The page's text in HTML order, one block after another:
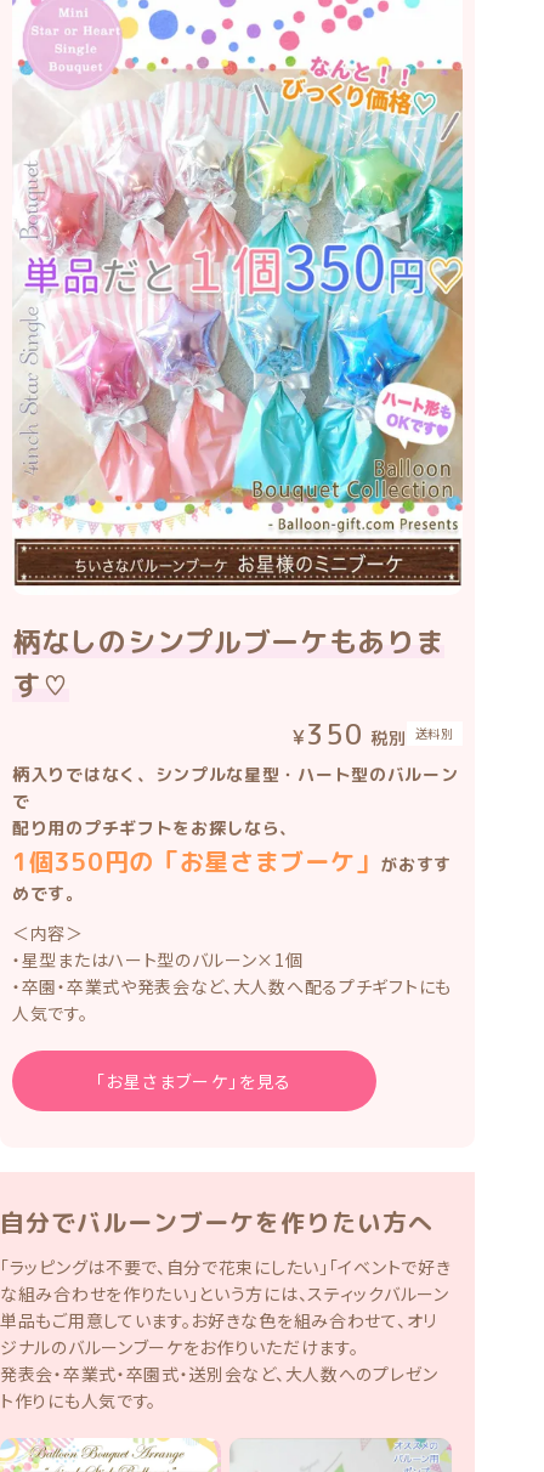
柄なしのシンプルブーケもありま
す♡
350 税別 送料別
柄入りではなく、シンプルな星型・ハート型のバルーン
で
配り用のプチギフトをお探しなら、
1個350円の「お星さまブーケ」 がおすす
めです。
＜内容＞
・星型またはハート型のバルーン×1個
・卒園・卒業式や発表会など、大人数へ配るプチギフトにも
人気です。
「お星さまブーケ」を見る
自分でバルーンブーケを作りたい方へ
「ラッピングは不要で、自分で花束にしたい」「イベントで好き
な組み合わせを作りたい」という方には、スティックバルーン
単品もご用意しています。お好きな色を組み合わせて、オリ
ジナルのバルーンブーケをお作りいただけます。
発表会・卒業式・卒園式・送別会など、大人数へのプレゼン
ト作りにも人気です。